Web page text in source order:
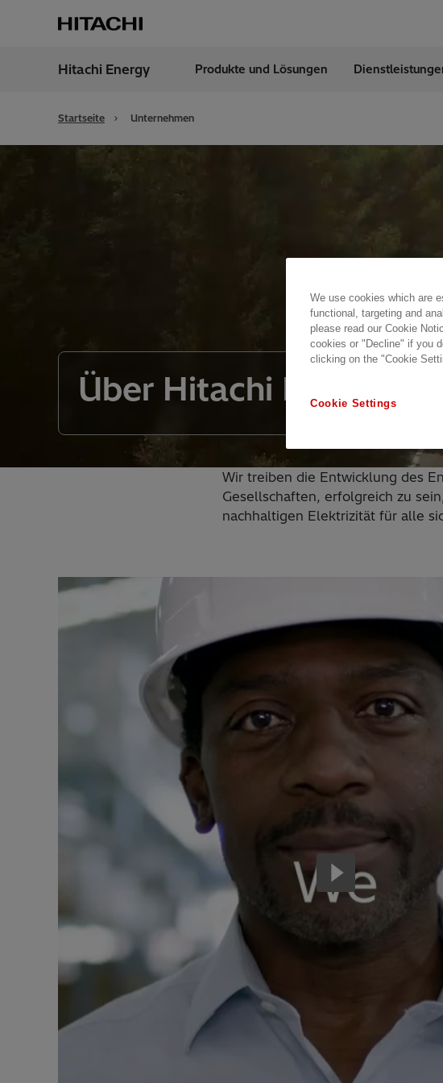
Hitachi Energy Produkte und Lösungen
Startseite Unternehmen
Über Hitachi Energy
Wir treiben die Entwicklung des
Gesellschaften, erfolgreich zu
nachhaltigen Elektrizität für alle
We use cookies which are
functional, targeting and
please read our Cookie
cookies or "Decline" if you
clicking on the "Cookie
Cookie Settings